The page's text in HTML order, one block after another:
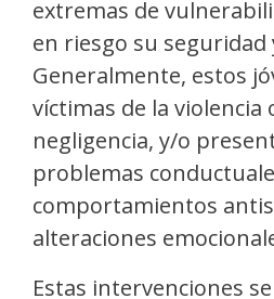
extremas de
en riesgo su
Generalmente, estos
víctimas de la violencia
negligencia, y/o
problemas
comportamientos
alteraciones
Estas intervenciones